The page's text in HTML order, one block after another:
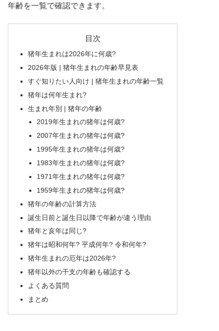
年齢を一覧で確認できます。
目次
猪年生まれは2026年に何歳?
2026年版 | 猪年生まれの年齢早見表
すぐ知りたい人向け | 猪年生まれの年齢一覧
猪年は何年生まれ?
生まれ年別 | 猪年の年齢
2019年生まれの猪年は何歳?
2007年生まれの猪年は何歳?
1995年生まれの猪年は何歳?
1983年生まれの猪年は何歳?
1971年生まれの猪年は何歳?
1959年生まれの猪年は何歳?
猪年の年齢の計算方法
誕生日前と誕生日以降で年齢が違う理由
猪年と亥年は同じ?
猪年は昭和何年? 平成何年? 令和何年?
猪年生まれの厄年は2026年?
猪年以外の干支の年齢も確認する
よくある質問
まとめ